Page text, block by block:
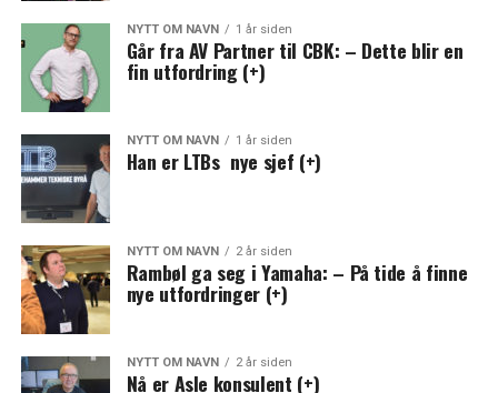
NYTT OM NAVN 1 år siden
Går fra AV Partner til CBK: – Dette blir en
fin utfordring (+)
NYTT OM NAVN 1 år siden
Han er LTBs nye sjef (+)
NYTT OM NAVN 2 år siden
Rambøl ga seg i Yamaha: – På tide å finne
nye utfordringer (+)
NYTT OM NAVN 2 år siden
Nå er Asle konsulent (+)